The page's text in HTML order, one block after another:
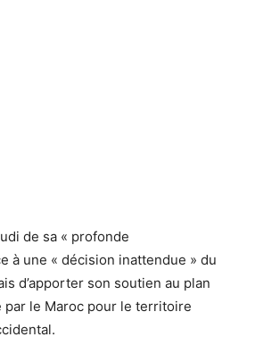
de sa « profonde
à une « décision inattendue » du
d’apporter son soutien au plan
par le Maroc pour le territoire